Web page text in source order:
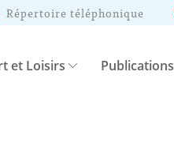
Répertoire téléphonique
et Loisirs Publications